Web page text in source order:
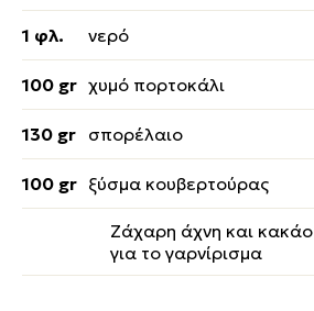
1 φλ. νερό
100 gr χυμό πορτοκάλι
130 gr σπορέλαιο
100 gr ξύσμα κουβερτούρας
Ζάχαρη άχνη και κακάο
για το γαρνίρισμα